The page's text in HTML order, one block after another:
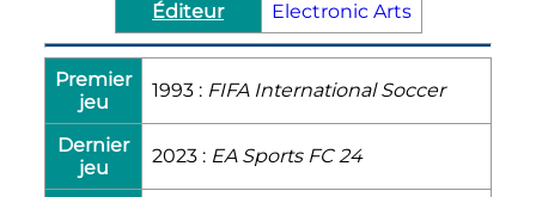
Éditeur
Electronic Arts
Premier
jeu
1993 : FIFA International Soccer
Dernier
jeu
2023 : EA Sports FC 24